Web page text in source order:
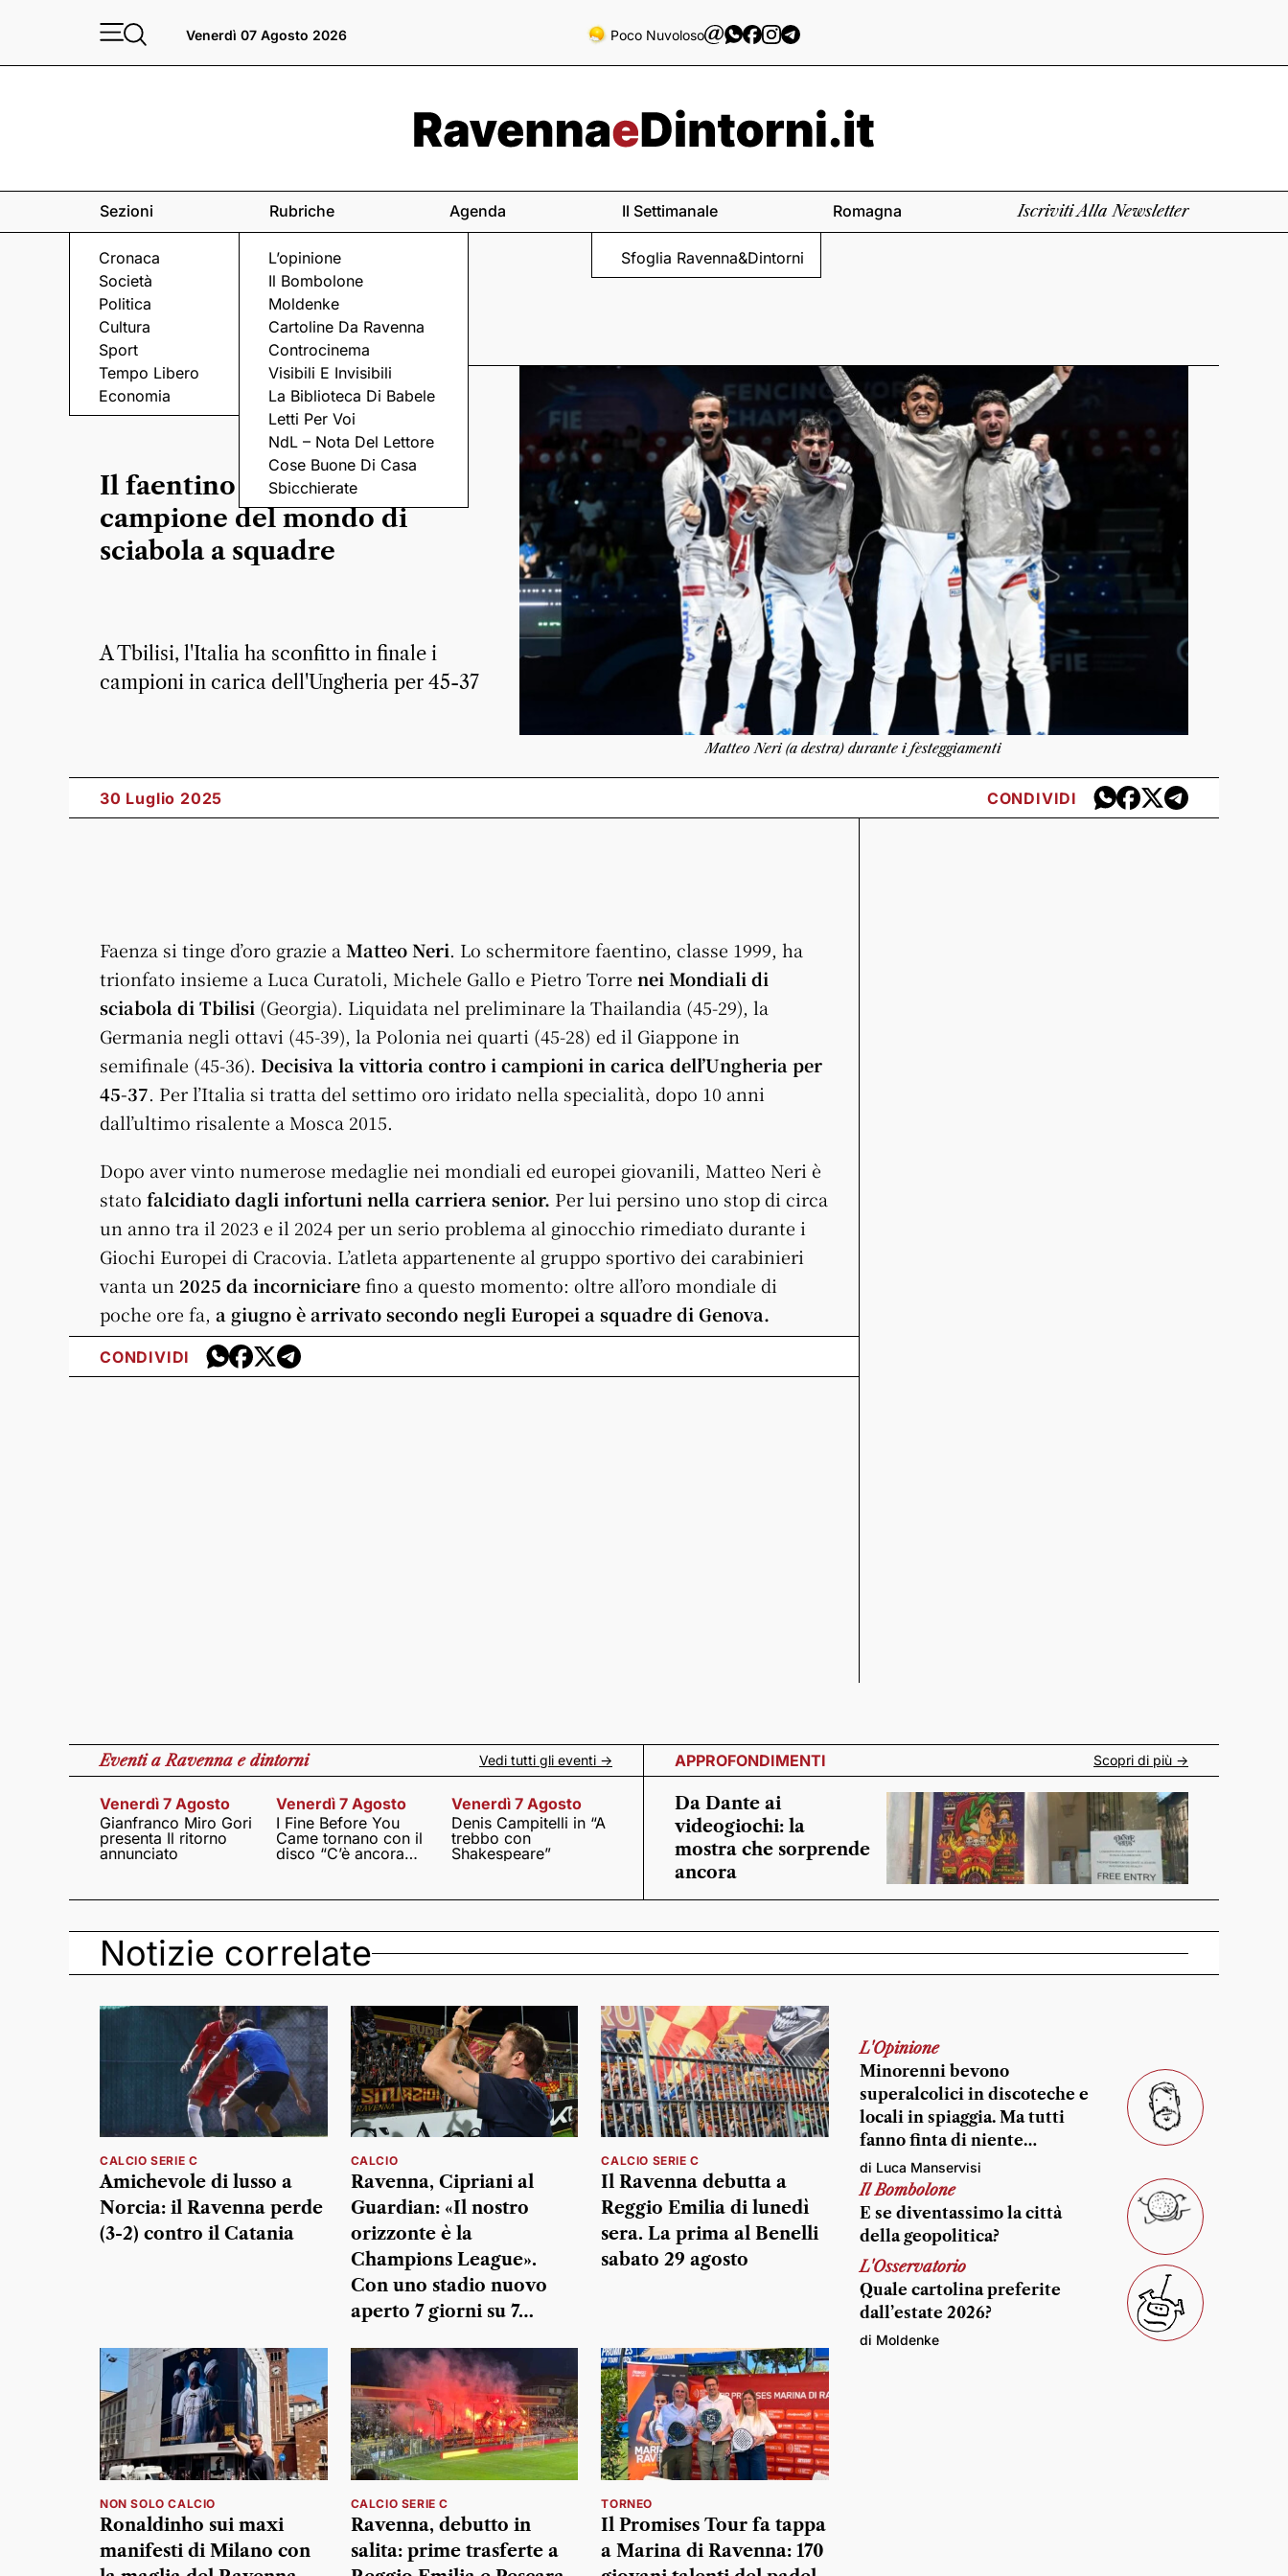
Venerdì 07 Agosto 2026 Poco Nuvoloso
Sezioni
Cronaca
Società
Politica
Cultura
Sport
Tempo Libero
Economia
Rubriche
L’opinione
Il Bombolone
Moldenke
Cartoline Da Ravenna
Controcinema
Visibili E Invisibili
La Biblioteca Di Babele
Letti Per Voi
NdL – Nota Del Lettore
Cose Buone Di Casa
Sbicchierate
Agenda Il Settimanale
Sfoglia Ravenna&Dintorni
Romagna Iscriviti Alla Newsletter
SCHERMA
Il faentino Matteo Neri è
campione del mondo di
sciabola a squadre
A Tbilisi, l'Italia ha sconfitto in finale i
campioni in carica dell'Ungheria per 45-37
Matteo Neri (a destra) durante i festeggiamenti
30 Luglio 2025 CONDIVIDI
Faenza si tinge d’oro grazie a Matteo Neri. Lo schermitore faentino, classe 1999, ha
trionfato insieme a Luca Curatoli, Michele Gallo e Pietro Torre nei Mondiali di
sciabola di Tbilisi (Georgia). Liquidata nel preliminare la Thailandia (45-29), la
Germania negli ottavi (45-39), la Polonia nei quarti (45-28) ed il Giappone in
semifinale (45-36). Decisiva la vittoria contro i campioni in carica dell’Ungheria per
45-37. Per l’Italia si tratta del settimo oro iridato nella specialità, dopo 10 anni
dall’ultimo risalente a Mosca 2015.
Dopo aver vinto numerose medaglie nei mondiali ed europei giovanili, Matteo Neri è
stato falcidiato dagli infortuni nella carriera senior. Per lui persino uno stop di circa
un anno tra il 2023 e il 2024 per un serio problema al ginocchio rimediato durante i
Giochi Europei di Cracovia. L’atleta appartenente al gruppo sportivo dei carabinieri
vanta un 2025 da incorniciarefino a questo momento: oltre all’oro mondiale di
poche ore fa, a giugno è arrivato secondo negli Europei a squadre di Genova.
CONDIVIDI
Eventia Ravenna e dintorni Vedi tutti gli eventi ->
Venerdì 7 Agosto
Gianfranco Miro Gori
presenta Il ritorno
annunciato
Venerdì 7 Agosto
I Fine Before You
Came tornano con il
disco “C’è ancora
Venerdì 7 Agosto
Denis Campitelli in “A
trebbo con
Shakespeare”
APPROFONDIMENTI Scopri di più ->
Da Dante ai
videogiochi: la
mostra che sorprende
ancora
Notizie correlate
CALCIO SERIE C
Amichevole di lusso a
Norcia: il Ravenna perde
(3-2) contro il Catania
CALCIO
Ravenna, Cipriani al
Guardian: «Il nostro
orizzonte è la
Champions League».
Con uno stadio nuovo
aperto 7 giorni su 7…
CALCIO SERIE C
Il Ravenna debutta a
Reggio Emilia di lunedì
sera. La prima al Benelli
sabato 29 agosto
NON SOLO CALCIO
Ronaldinho sui maxi
manifesti di Milano con
CALCIO SERIE C
Ravenna, debutto in
salita: prime trasferte a
TORNEO
Il Promises Tour fa tappa
a Marina di Ravenna: 170
L'Opinione
Minorenni bevono
superalcolici in discoteche e
locali in spiaggia. Ma tutti
fanno finta di niente…
di Luca Manservisi
Il Bombolone
E se diventassimo la città
della geopolitica?
L'Osservatorio
Quale cartolina preferite
dall’estate 2026?
di Moldenke